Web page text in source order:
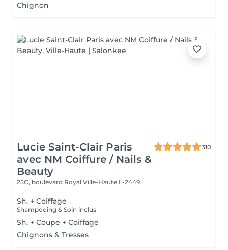
Chignon
Lucie Saint-Clair Paris
avec NM Coiffure / Nails &
Beauty
310
25C, boulevard Royal Ville-Haute L-2449
Sh. + Coiffage
Shampooing & Soin inclus
Sh. + Coupe + Coiffage
Chignons & Tresses